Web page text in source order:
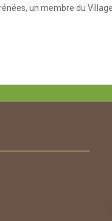
un membre du